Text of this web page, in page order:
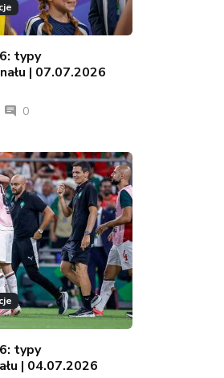
typy
| 07.07.2026
0
typy
| 04.07.2026